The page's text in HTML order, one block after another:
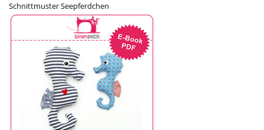
Schnittmuster Seepferdchen